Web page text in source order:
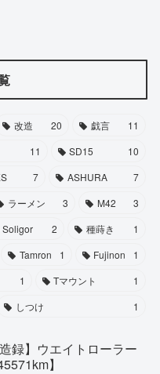
改造 20 戯言
11
11 SD15
10
7 ASHURA
7
ラーメン 3 M42
3
Soligor 2 種蒔き
1
Tamron 1 Fujinon
1
1 Tマウント
1
しつけ 1
録】ウエイトローラー
】